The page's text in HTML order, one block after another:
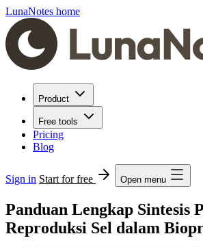
LunaNotes home
Product
Free tools
Pricing
Blog
Sign in Start for free Open menu
Panduan Lengkap Sintesis
Reproduksi Sel dalam